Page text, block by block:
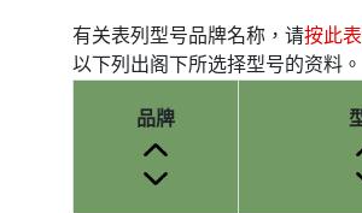
有关表列型号品牌名称，请按此
以下列出阁下所选择型号的资料。
品牌